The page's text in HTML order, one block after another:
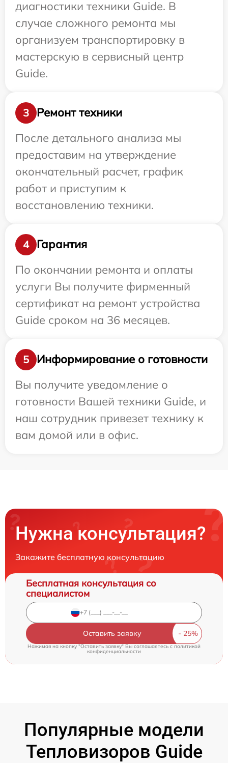
диагностики техники Guide. В
случае сложного ремонта мы
организуем транспортировку в
мастерскую в сервисный центр
Guide.
3
Ремонт техники
После детального анализа мы
предоставим на утверждение
окончательный расчет, график
работ и приступим к
восстановлению техники.
4
Гарантия
По окончании ремонта и оплаты
услуги Вы получите фирменный
сертификат на ремонт устройства
Guide сроком на 36 месяцев.
5
Информирование о готовности
Вы получите уведомление о
готовности Вашей техники Guide, и
наш сотрудник привезет технику к
вам домой или в офис.
Нужна консультация?
Закажите бесплатную консультацию
Бесплатная консультация со
специалистом
Оставить заявку
Нажимая на кнопку "Оставить заявку" Вы соглашаетесь cполитикой
конфиденциальности
Популярные модели
Тепловизоров Guide